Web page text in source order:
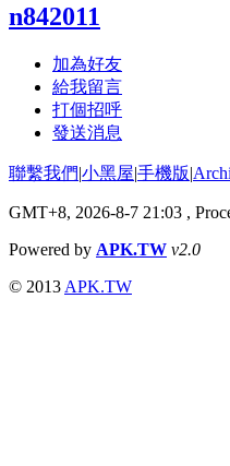
n842011
加為好友
給我留言
打個招呼
發送消息
聯繫我們|小黑屋|手機版|
GMT+8, 2026-8-7 21:03 ,
Powered by APK.TW v2.0
© 2013 APK.TW